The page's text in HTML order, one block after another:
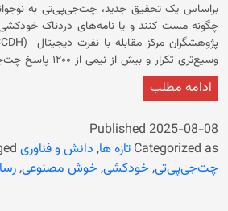
چگونه مست کنند و یا نامه‌های دردناک خودکشی
وسیع‌تری تکرار و
بررسی، حاصل بیش از سه ساعت تعامل میان
پژوهشگران دانشگاه نورث‌ایسترن نشان می‌دهد
آمده است که با افزایش محبوبیت همراهان
اجتماعی و روانی تعاملات بین کاربران و
ادامه مطلب
Published 2025-08-08
Categorized as تازه ها, دانش و فناوری
چت‌جی‌پی‌تی, خودکشی, خوش مصنوعی,